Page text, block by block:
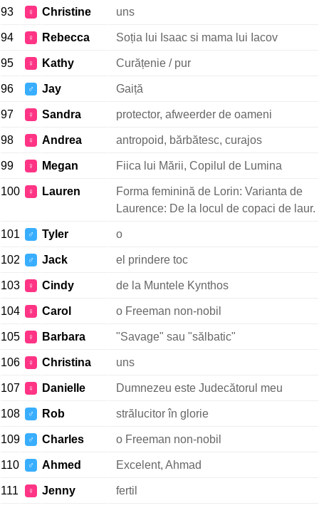
93 ♀ Christine uns
94 ♀ Rebecca Soția lui Isaac si mama lui Iacov
95 ♀ Kathy Curățenie / pur
96 ♂ Jay Gaiță
97 ♀ Sandra protector, afweerder de oameni
98 ♀ Andrea antropoid, bărbătesc, curajos
99 ♀ Megan Fiica lui Mării, Copilul de Lumina
100 ♀ Lauren
Forma feminină de Lorin: Varianta de
Laurence: De la locul de copaci de laur.
101 ♂ Tyler o
102 ♂ Jack el prindere toc
103 ♀ Cindy de la Muntele Kynthos
104 ♀ Carol o Freeman non-nobil
105 ♀ Barbara "Savage" sau "sălbatic"
106 ♀ Christina uns
107 ♀ Danielle Dumnezeu este Judecătorul meu
108 ♂ Rob strălucitor în glorie
109 ♂ Charles o Freeman non-nobil
110 ♂ Ahmed Excelent, Ahmad
111 ♀ Jenny fertil